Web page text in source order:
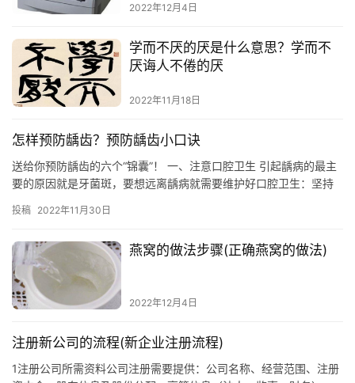
2022年12月4日
学而不厌的厌是什么意思？学而不
厌诲人不倦的厌
2022年11月18日
怎样预防龋齿？预防龋齿小口诀
送给你预防龋齿的六个“锦囊”！ 一、注意口腔卫生 引起龋病的最主
要的原因就是牙菌斑，要想远离龋病就需要维护好口腔卫生：坚持
投稿 2022年11月30日
燕窝的做法步骤(正确燕窝的做法)
2022年12月4日
注册新公司的流程(新企业注册流程)
1注册公司所需资料公司注册需要提供：公司名称、经营范围、注册